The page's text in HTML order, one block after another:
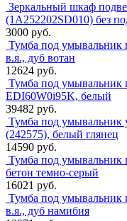
Зеркальный шкаф
(1A252202SD010) без
3000 руб.
Тумба под умывальник
в.я., дуб вотан
12624 руб.
Тумба под умывальник
EDI60W0i95K, белый
39482 руб.
Тумба под умывальник
(242575), белый глянец
14590 руб.
Тумба под умывальник
бетон темно-серый
16021 руб.
Тумба под умывальник
в.я., дуб намибия